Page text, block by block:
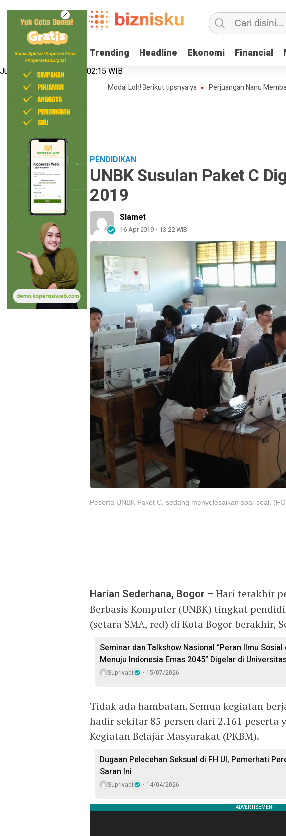
Trending Headline Ekonomi Financial
Trending Headline Ekonomi Financial
Jumat, 7 Agustus 2026 | 02:15 WIB
Bisnis Online Shop Tanpa Modal Loh! Berikut tipsnya ya Perjuangan Nanu Membangun
PENDIDIKAN
UNBK Susulan Paket C
2019
Slamet
16 Apr 2019 - 13:22 WIB
Peserta UNBK Paket C, sedang menyelesaikan soal-soal.
Harian Sederhana, Bogor – Hari terakhir
Berbasis Komputer (UNBK) tingkat
(setara SMA, red) di Kota Bogor berakhir,
Seminar dan Talkshow Nasional “Peran Ilmu
Menuju Indonesia Emas 2045” Digelar di
Supriyadi 15/07/2026
Tidak ada hambatan. Semua kegiatan
hadir sekitar 85 persen dari 2.161 peserta
Kegiatan Belajar Masyarakat (PKBM).
Dugaan Pelecehan Seksual di FH UI, Pemerhati
Saran Ini
Supriyadi 14/04/2026